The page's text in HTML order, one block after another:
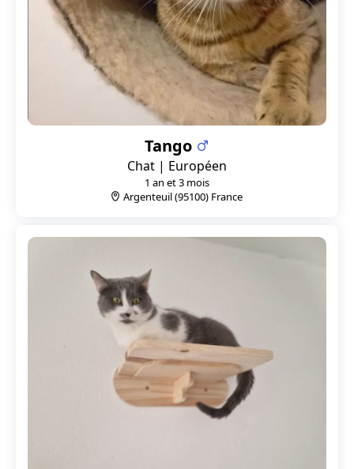
Tango
Chat | Européen
1 an et 3 mois
Argenteuil (95100) France